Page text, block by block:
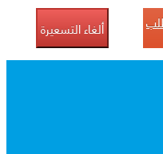
ألغاء التسعيرة